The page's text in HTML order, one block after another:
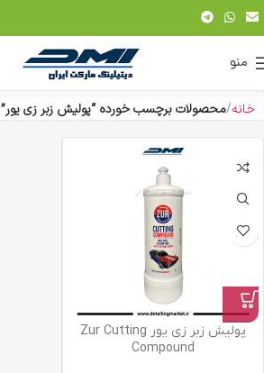
منو
خانه محصولات برچسب خورده “پولیش زبر زی یور”
پولیش زبر زی یور Zur Cutting
Compound